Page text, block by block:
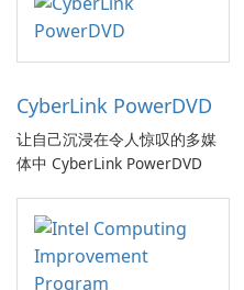
CyberLink PowerDVD
让自己沉浸在令人惊叹的多媒
体中 CyberLink PowerDVD